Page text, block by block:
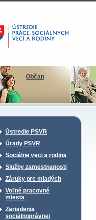
Občan
Ústredie PSVR
Úrady PSVR
Sociálne veci a rodina
Služby zamestnanosti
Záruky pre mladých
Voľné pracovné
miesta
Zariadenia
sociálnoprávnej